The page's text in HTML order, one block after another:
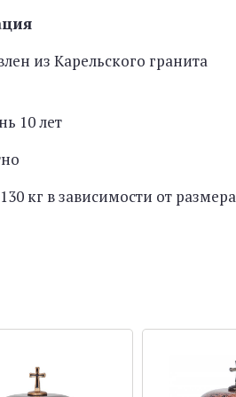
из Карельского гранита
10 лет
кг в зависимости от размера